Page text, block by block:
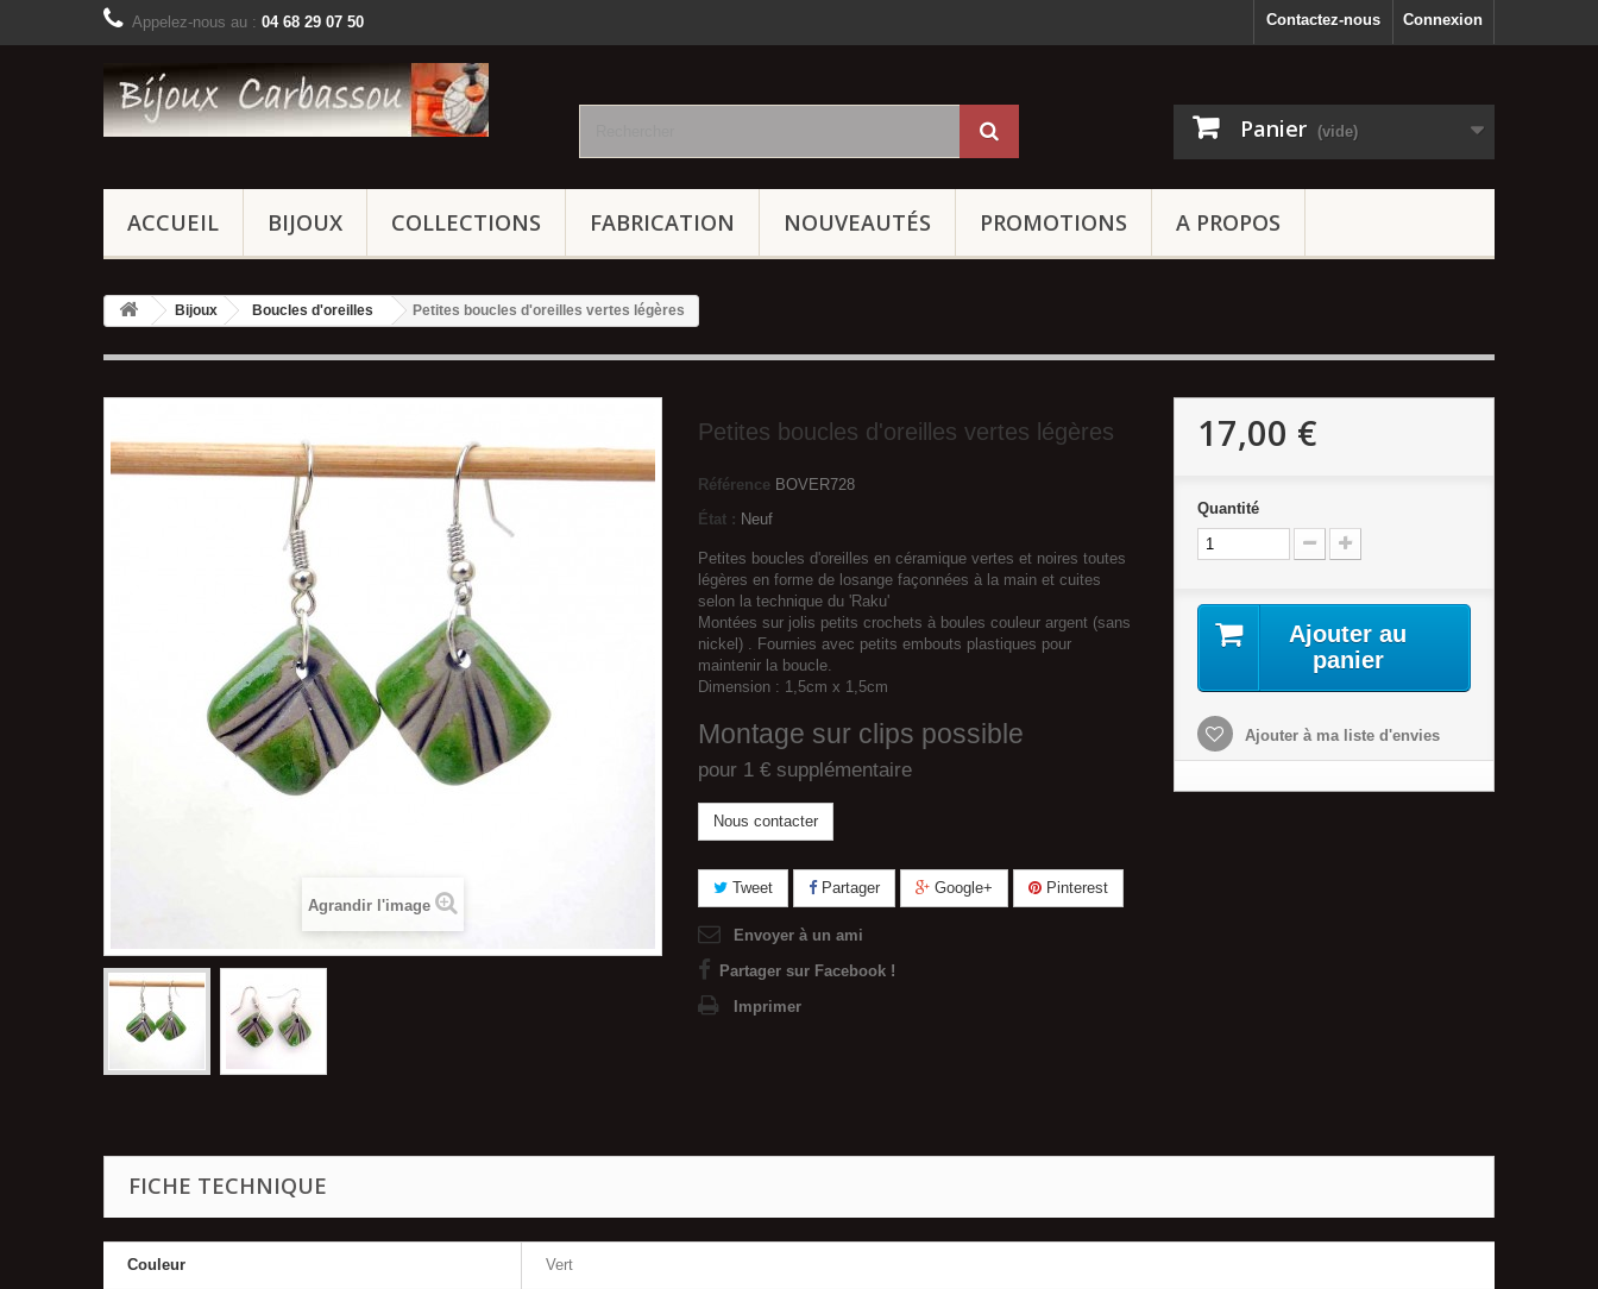
Connexion
Contactez-nous
Appelez-nous au : 04 68 29 07 50
Panier (vide)
ACCUEIL BIJOUX COLLECTIONS FABRICATION NOUVEAUTÉS PROMOTIONS A PROPOS
Bijoux Boucles d'oreilles Petites boucles d'oreilles vertes légères
Agrandir l'image
Petites boucles d'oreilles vertes légères
Référence BOVER728
État : Neuf
Petites boucles d'oreilles en céramique vertes et noires toutes
légères en forme de losange façonnées à la main et cuites
selon la technique du 'Raku'
Montées sur jolis petits crochets à boules couleur argent (sans
nickel) . Fournies avec petits embouts plastiques pour
maintenir la boucle.
Dimension : 1,5cm x 1,5cm
Montage sur clips possible
pour 1 € supplémentaire
Nous contacter
Tweet Partager Google+ Pinterest
Envoyer à un ami
Partager sur Facebook !
Imprimer
17,00 €
Quantité
Ajouter au
panier
Ajouter à ma liste d'envies
FICHE TECHNIQUE
Couleur Vert